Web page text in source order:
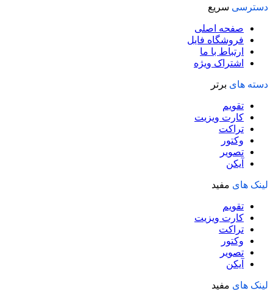
دسترسی سریع
صفحه اصلی
فروشگاه فایل
ارتباط با ما
اشتراک ویژه
دسته های برتر
تقویم
کارت ویزیت
تراکت
وکتور
تصویر
آیکن
لینک های مفید
تقویم
کارت ویزیت
تراکت
وکتور
تصویر
آیکن
لینک های مفید